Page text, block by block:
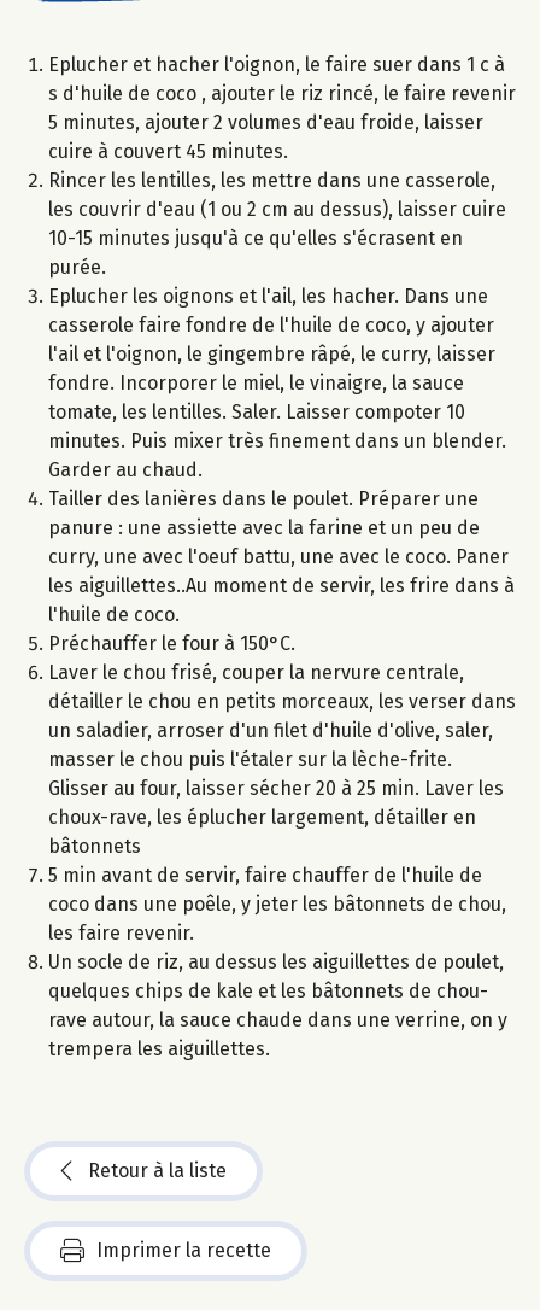
Eplucher et hacher l'oignon, le faire suer dans 1 c à
s d'huile de coco , ajouter le riz rincé, le faire revenir
5 minutes, ajouter 2 volumes d'eau froide, laisser
cuire à couvert 45 minutes.
Rincer les lentilles, les mettre dans une casserole,
les couvrir d'eau (1 ou 2 cm au dessus), laisser cuire
10-15 minutes jusqu'à ce qu'elles s'écrasent en
purée.
Eplucher les oignons et l'ail, les hacher. Dans une
casserole faire fondre de l'huile de coco, y ajouter
l'ail et l'oignon, le gingembre râpé, le curry, laisser
fondre. Incorporer le miel, le vinaigre, la sauce
tomate, les lentilles. Saler. Laisser compoter 10
minutes. Puis mixer très finement dans un blender.
Garder au chaud.
Tailler des lanières dans le poulet. Préparer une
panure : une assiette avec la farine et un peu de
curry, une avec l'oeuf battu, une avec le coco. Paner
les aiguillettes..Au moment de servir, les frire dans à
l'huile de coco.
Préchauffer le four à 150°C.
Laver le chou frisé, couper la nervure centrale,
détailler le chou en petits morceaux, les verser dans
un saladier, arroser d'un filet d'huile d'olive, saler,
masser le chou puis l'étaler sur la lèche-frite.
Glisser au four, laisser sécher 20 à 25 min. Laver les
choux-rave, les éplucher largement, détailler en
bâtonnets
5 min avant de servir, faire chauffer de l'huile de
coco dans une poêle, y jeter les bâtonnets de chou,
les faire revenir.
Un socle de riz, au dessus les aiguillettes de poulet,
quelques chips de kale et les bâtonnets de chou-
rave autour, la sauce chaude dans une verrine, on y
trempera les aiguillettes.
Retour à la liste
Imprimer la recette